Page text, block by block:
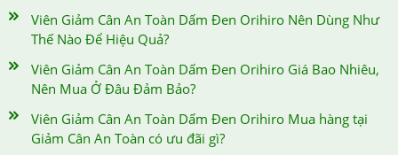
Viên Giảm Cân An Toàn Dấm Đen Orihiro Nên Dùng Như
Thế Nào Để Hiệu Quả?
Viên Giảm Cân An Toàn Dấm Đen Orihiro Giá Bao Nhiêu,
Nên Mua Ở Đâu Đảm Bảo?
Viên Giảm Cân An Toàn Dấm Đen Orihiro Mua hàng tại
Giảm Cân An Toàn có ưu đãi gì?